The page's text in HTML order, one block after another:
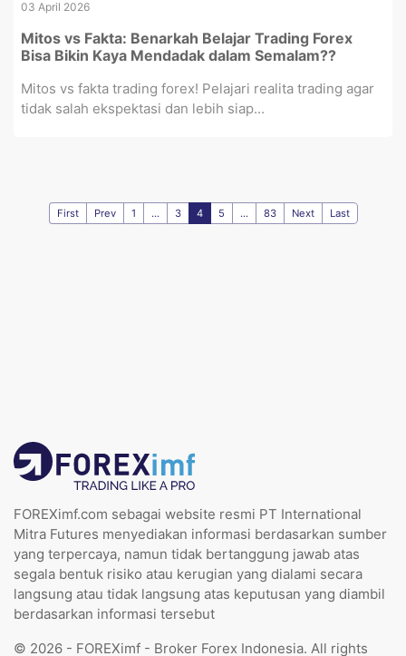
03 April 2026
Mitos vs Fakta: Benarkah Belajar Trading Forex
Bisa Bikin Kaya Mendadak dalam Semalam??
Mitos vs fakta trading forex! Pelajari realita trading agar
tidak salah ekspektasi dan lebih siap...
First Prev 1 ... 3 4 5 ... 83 Next Last
FOREXimf.com sebagai website resmi PT International
Mitra Futures menyediakan informasi berdasarkan sumber
yang terpercaya, namun tidak bertanggung jawab atas
segala bentuk risiko atau kerugian yang dialami secara
langsung atau tidak langsung atas keputusan yang diambil
berdasarkan informasi tersebut
© 2026 - FOREXimf - Broker Forex Indonesia. All rights